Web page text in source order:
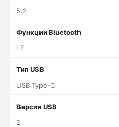
5.2
Функции Bluetooth
LE
Тип USB
USB Type-C
Версия USB
2